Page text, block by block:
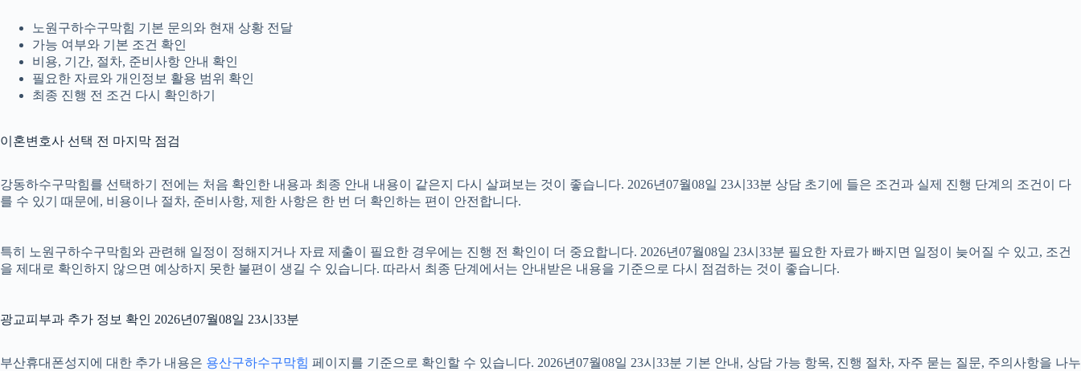
노원구하수구막힘 기본 문의와 현재 상황 전달
가능 여부와 기본 조건 확인
비용, 기간, 절차, 준비사항 안내 확인
필요한 자료와 개인정보 활용 범위 확인
최종 진행 전 조건 다시 확인하기
이혼변호사 선택 전 마지막 점검
강동하수구막힘를 선택하기 전에는 처음 확인한 내용과 최종 안내 내용이 같은지 다시 살펴보는 것이 좋습니다. 2026년07월08일 23시33분 상담 초기에 들은 조건과 실제 진행 단계의 조건이 다
를 수 있기 때문에, 비용이나 절차, 준비사항, 제한 사항은 한 번 더 확인하는 편이 안전합니다.
특히 노원구하수구막힘와 관련해 일정이 정해지거나 자료 제출이 필요한 경우에는 진행 전 확인이 더 중요합니다. 2026년07월08일 23시33분 필요한 자료가 빠지면 일정이 늦어질 수 있고, 조건
을 제대로 확인하지 않으면 예상하지 못한 불편이 생길 수 있습니다. 따라서 최종 단계에서는 안내받은 내용을 기준으로 다시 점검하는 것이 좋습니다.
광교피부과 추가 정보 확인 2026년07월08일 23시33분
부산휴대폰성지에 대한 추가 내용은 용산구하수구막힘 페이지를 기준으로 확인할 수 있습니다. 2026년07월08일 23시33분 기본 안내, 상담 가능 항목, 진행 절차, 자주 묻는 질문, 주의사항을 나누